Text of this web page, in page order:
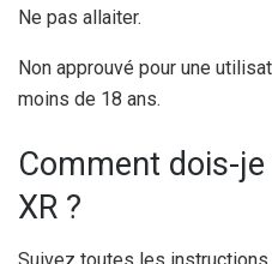
Ne pas allaiter.
Non approuvé pour une
moins de 18 ans.
Comment dois-
XR ?